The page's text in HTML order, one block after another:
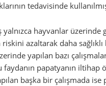
tedavisinde
hayvanlar
azaltarak daha
yapılan bazı
faydanın papatyanın
başka bir çalışmada